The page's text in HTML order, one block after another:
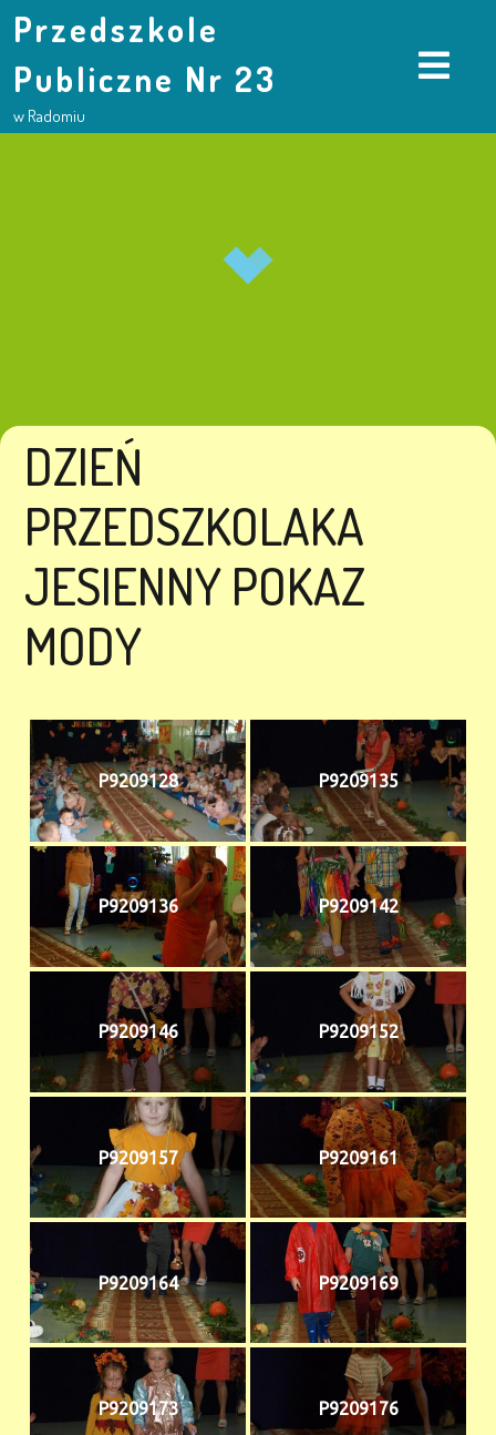
Przedszkole
Publiczne Nr 23
w Radomiu
DZIEŃ
PRZEDSZKOLAKA
JESIENNY POKAZ
MODY
P9209128 P9209135
P9209136 P9209142
P9209146 P9209152
P9209157 P9209161
P9209164 P9209169
P9209173 P9209176